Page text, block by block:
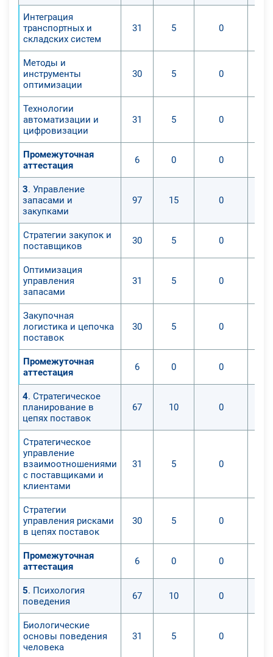
Интеграция
транспортных и
складских систем
31 5 0
Методы и
инструменты
оптимизации
30 5 0
Технологии
автоматизации и
цифровизации
31 5 0
Промежуточная
аттестация
6 0 0
3. Управление
запасами и
закупками
97 15 0
Стратегии закупок и
поставщиков
30 5 0
Оптимизация
управления
запасами
31 5 0
Закупочная
логистика и цепочка
поставок
30 5 0
Промежуточная
аттестация
6 0 0
4. Стратегическое
планирование в
цепях поставок
67 10 0
Стратегическое
управление
взаимоотношениями
с поставщиками и
клиентами
31 5 0
Стратегии
управления рисками
в цепях поставок
30 5 0
Промежуточная
аттестация
6 0 0
5. Психология
поведения
67 10 0
Биологические
основы поведения
человека
31 5 0